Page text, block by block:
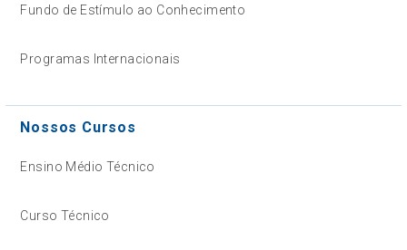
Fundo de Estímulo ao Conhecimento
Programas Internacionais
Nossos Cursos
Ensino Médio Técnico
Curso Técnico